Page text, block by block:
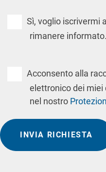
Sì, voglio iscrivermi
rimanere informato.
Acconsento alla
elettronico dei miei
nel nostro
INVIA RICHIESTA